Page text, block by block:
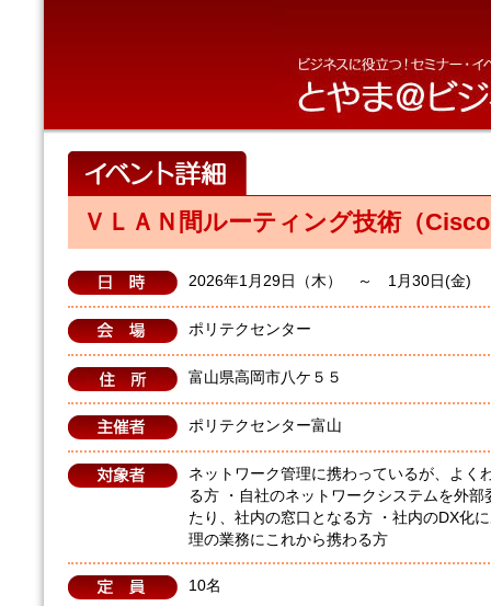
ＶＬＡＮ間ルーティング技術（
2026年1月29日（木） ～ 1月30日(金)
ポリテクセンター
富山県高岡市八ケ５５
ポリテクセンター富山
ネットワーク管理に携わっているが、よく
る方 ・自社のネットワークシステムを外
たり、社内の窓口となる方 ・社内のDX化
理の業務にこれから携わる方
10名